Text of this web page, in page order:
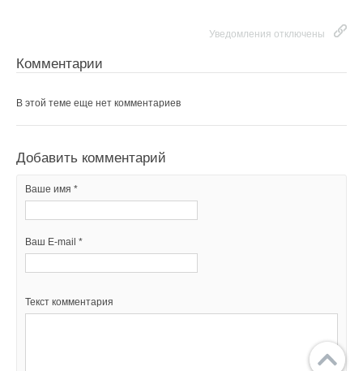
Уведомления отключены
Комментарии
В этой теме еще нет комментариев
Добавить комментарий
Ваше имя *
Ваш E-mail *
Текст комментария